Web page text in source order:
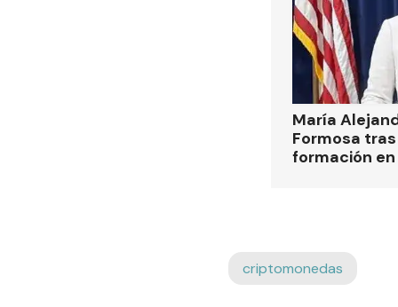
María
Formosa
formación
criptomonedas